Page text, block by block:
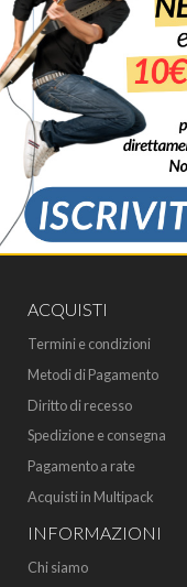
ACQUISTI
Termini e condizioni
Metodi di Pagamento
Diritto di recesso
Spedizione e consegna
Pagamento a rate
Acquisti in Multipack
INFORMAZIONI
Chi siamo